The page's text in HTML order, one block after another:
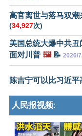
高官离世与落马双
(34,927次)
美国总统大爆中共
面对川普 🖼️📝 2026/
陈吉宁可以比习近平
人民报视频: